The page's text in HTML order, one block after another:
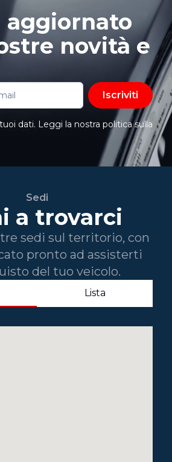
aggiornato
novità e
Iscriviti
dati. Leggi la nostra politica sulla
Sedi
a trovarci
sedi sul territorio, con
pronto ad assisterti
del tuo veicolo.
Lista